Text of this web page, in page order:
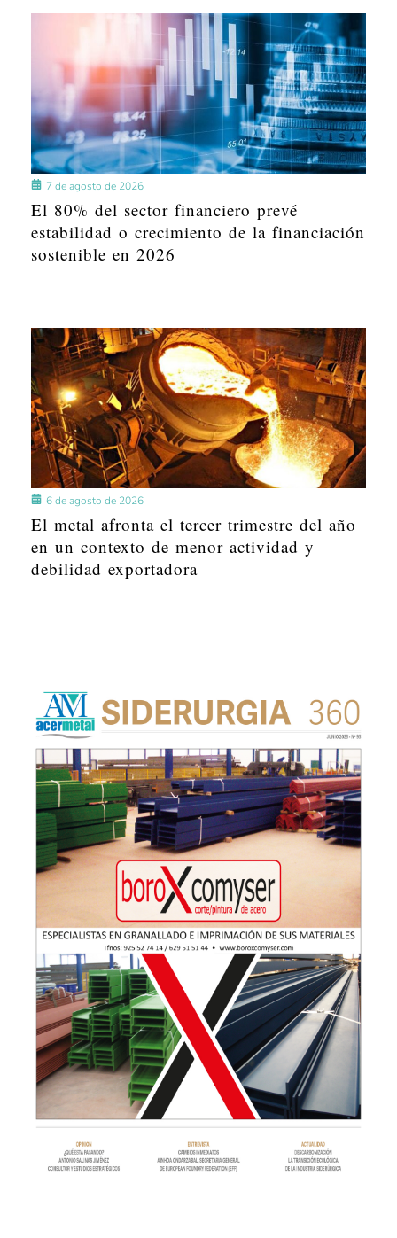
7 de agosto de 2026
El 80% del sector financiero prevé
estabilidad o crecimiento de la financiación
sostenible en 2026
6 de agosto de 2026
El metal afronta el tercer trimestre del año
en un contexto de menor actividad y
debilidad exportadora